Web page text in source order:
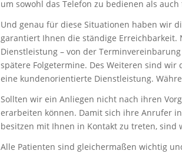
um sowohl das Telefon zu bedienen als
Und genau für diese Situationen haben wir
garantiert Ihnen die ständige Erreichbarkeit.
Dienstleistung – von der
spätere Folgetermine. Des Weiteren sind
eine kundenorientierte Dienstleistung.
Sollten wir ein Anliegen nicht nach ihren
erarbeiten können. Damit sich ihre Anrufer
besitzen mit Ihnen in Kontakt zu treten,
Alle Patienten sind gleichermaßen wichtig